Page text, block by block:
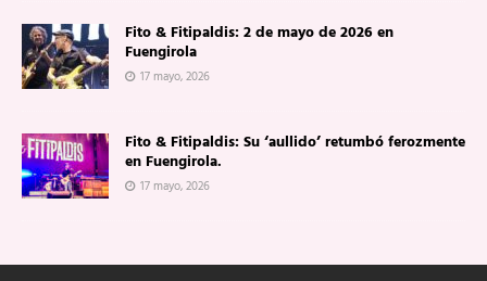
Fito & Fitipaldis: 2 de mayo de 2026 en
Fuengirola
17 mayo, 2026
Fito & Fitipaldis: Su ‘aullido’ retumbó ferozmente
en Fuengirola.
17 mayo, 2026